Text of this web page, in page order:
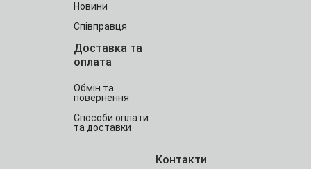
Новини
Співправця
Доставка та
оплата
Обмін та
повернення
Способи оплати
та доставки
Контакти